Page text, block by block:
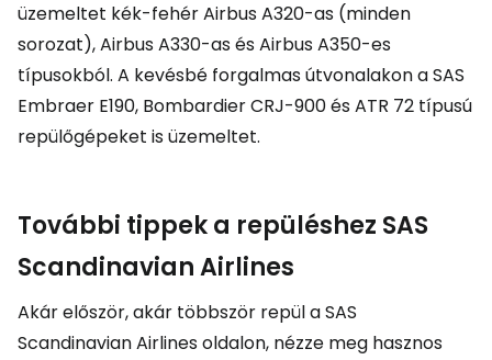
üzemeltet kék-fehér Airbus A320-as (minden
sorozat), Airbus A330-as és Airbus A350-es
típusokból. A kevésbé forgalmas útvonalakon a SAS
Embraer E190, Bombardier CRJ-900 és ATR 72 típusú
repülőgépeket is üzemeltet.
További tippek a repüléshez SAS
Scandinavian Airlines
Akár először, akár többször repül a SAS
Scandinavian Airlines oldalon, nézze meg hasznos